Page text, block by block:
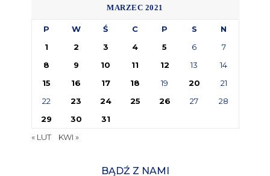
MARZEC 2021
P W Ś C P S
N
1
2 3 4 5 6
7
8
9 10 11 12 13
14
15
16 17 18 19 20
21
22
23 24 25 26 27
28
29
30
31
« LUT
KWI »
BĄDŹ Z NAMI